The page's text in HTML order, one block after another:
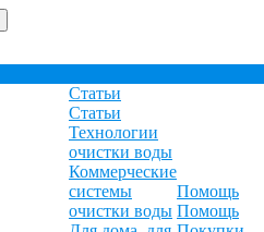
Статьи
Статьи
Технологии
очистки воды
Коммерческие
системы
очистки воды
Помощь
Помощь